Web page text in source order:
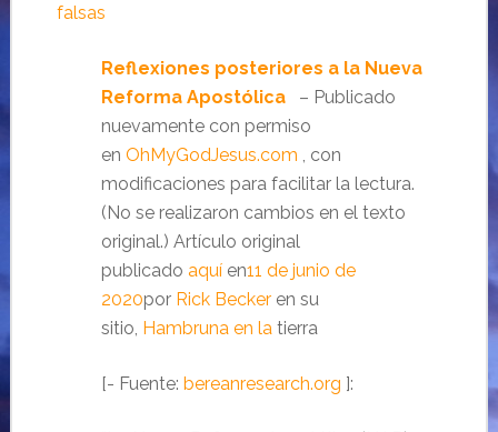
falsas
Reflexiones posteriores a la Nueva
Reforma Apostólica– Publicado
nuevamente con permiso
en OhMyGodJesus.com , con
modificaciones para facilitar la lectura.
(No se realizaron cambios en el texto
original.) Artículo original
publicado aquíen11 de junio de
2020por Rick Beckeren su
sitio, Hambruna en la tierra
[- Fuente: bereanresearch.org ]: